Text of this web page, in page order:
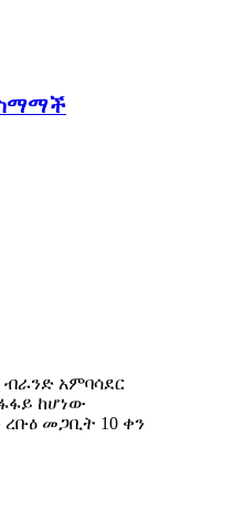
አምባሳደር
ከሆነው
መጋቢት 10 ቀን